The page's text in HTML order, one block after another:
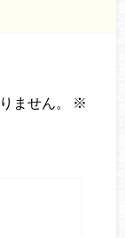
ません。
※